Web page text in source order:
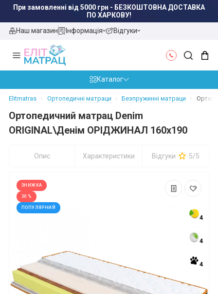
Наш магазин Інформація Відгуки
Каталог
Elitmatras Ортопедичні матраци Безпружинні матраци
Ортопедичний матрац Denim
ORIGINAL\Денім ОРІДЖИНАЛ 160x190
Опис Характеристики Відгуки 5/5
4
4
4
ЗНИЖКА
30 %
ПОПУЛЯРНИЙ